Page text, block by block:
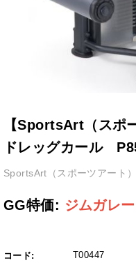
【SportsArt（スポ
ドレッグカール
SportsArt（スポーツアート）
GG特価: ジムガレ
コード: T00447